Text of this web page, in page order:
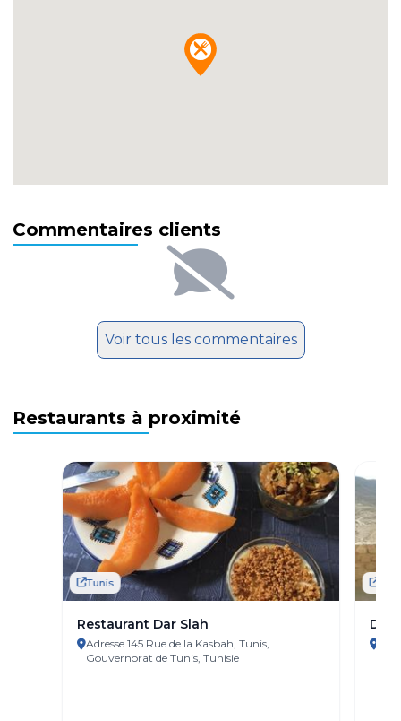
Commentaires clients
Voir tous les commentaires
Restaurants à proximité
Tunis
Restaurant Dar Slah
Adresse 145 Rue de la Kasbah, Tunis,
Gouvernorat de Tunis, Tunisie
Dar